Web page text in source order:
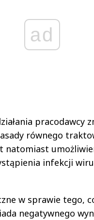
ad
pracodawcy
równego
infekcji
w sprawie tego,
negatywnego